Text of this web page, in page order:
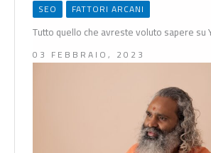
SEO FATTORI ARCANI
Tutto quello che avreste voluto sapere su
03 FEBBRAIO, 2023